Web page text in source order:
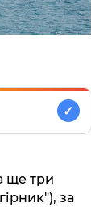
✓
ще три
за